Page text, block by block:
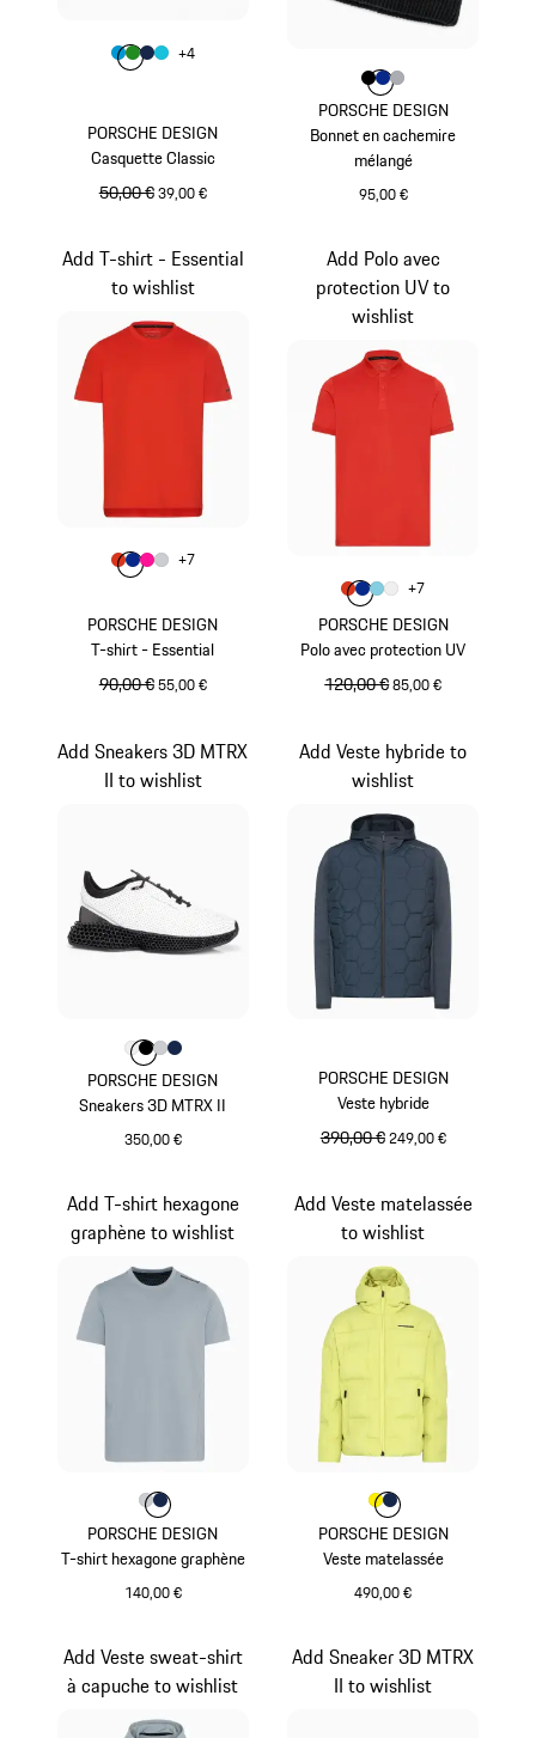
PORSCHE DESIGN
Casquette Classic
prix initial
50,00 €prix de vente
39,00 €
Couleur
Couleur Bleu Miami
CouleurVert
Couleur
Couleur
+4
PORSCHE DESIGN
Bonnet en cachemire
mélangé
95,00 €
Couleur
Couleur
Couleur
Couleur
PORSCHE DESIGN
T-shirt - Essential
prix initial
90,00 €prix de vente
55,00 €
Add T-shirt - Essential
to wishlist
Couleur
Couleur Orange Fusion
CouleurBleu
Couleur
Couleur
+7
PORSCHE DESIGN
Polo avec protection UV
prix initial
120,00 €prix de vente
85,00 €
Add Polo avec
protection UV to
wishlist
Couleur
Couleur Orange Fusion
CouleurBleu
Couleur
Couleur
+7
PORSCHE DESIGN
Sneakers 3D MTRX II
350,00 €
Add Sneakers 3D MTRX
II to wishlist
Couleur
Couleur
Couleur
Couleur
Couleur
PORSCHE DESIGN
Veste hybride
prix initial
390,00 €prix de vente
249,00 €
Add Veste hybride to
wishlist
PORSCHE DESIGN
T-shirt hexagone graphène
140,00 €
Add T-shirt hexagone
graphène to wishlist
Couleur
Couleur
Couleur
PORSCHE DESIGN
Veste matelassée
490,00 €
Add Veste matelassée
to wishlist
Couleur
Couleur
Couleur
Add Veste sweat-shirt
à capuche to wishlist
Add Sneaker 3D MTRX
II to wishlist